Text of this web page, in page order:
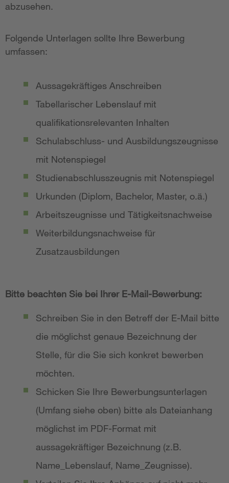
abzusehen.
Folgende Unterlagen sollte Ihre Bewerbung
umfassen:
Aussagekräftiges Anschreiben
Tabellarischer Lebenslauf mit
qualifikationsrelevanten Inhalten
Schulabschluss- und Ausbildungszeugnisse
mit Notenspiegel
Studienabschlusszeugnis mit Notenspiegel
Urkunden (Diplom, Bachelor, Master, o.ä.)
Arbeitszeugnisse und Tätigkeitsnachweise
Weiterbildungsnachweise für
Zusatzausbildungen
Bitte beachten Sie bei Ihrer E-Mail-Bewerbung:
Schreiben Sie in den Betreff der E-Mail bitte
die möglichst genaue Bezeichnung der
Stelle, für die Sie sich konkret bewerben
möchten.
Schicken Sie Ihre Bewerbungsunterlagen
(Umfang siehe oben) bitte als Dateianhang
möglichst im PDF-Format mit
aussagekräftiger Bezeichnung (z.B.
Name_Lebenslauf, Name_Zeugnisse).